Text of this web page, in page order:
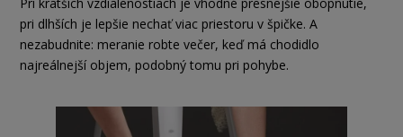
Pri kratších vzdialenostiach je vhodné presnejšie obopnutie,
pri dlhších je lepšie nechať viac priestoru v špičke. A
nezabudnite: meranie robte večer, keď má chodidlo
najreálnejší objem, podobný tomu pri pohybe.